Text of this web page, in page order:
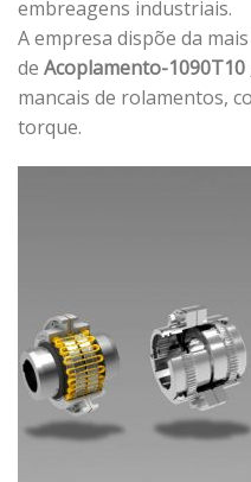
embreagens industriais.
A empresa dispõe da
de Acoplamento-1090T10
mancais de rolamentos,
torque.